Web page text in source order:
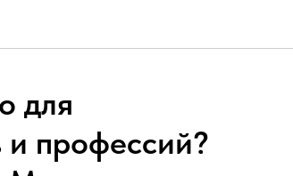
для
и профессий?